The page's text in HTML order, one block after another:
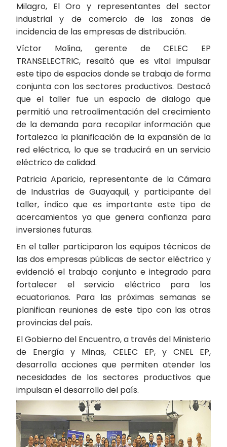
Milagro, El Oro y representantes del sector
industrial y de comercio de las zonas de
incidencia de las empresas de distribución.
Víctor Molina, gerente de CELEC EP
TRANSELECTRIC, resaltó que es vital impulsar
este tipo de espacios donde se trabaja de forma
conjunta con los sectores productivos. Destacó
que el taller fue un espacio de dialogo que
permitió una retroalimentación del crecimiento
de la demanda para recopilar información que
fortalezca la planificación de la expansión de la
red eléctrica, lo que se traducirá en un servicio
eléctrico de calidad.
Patricia Aparicio, representante de la Cámara
de Industrias de Guayaquil, y participante del
taller, índico que es importante este tipo de
acercamientos ya que genera confianza para
inversiones futuras.
En el taller participaron los equipos técnicos de
las dos empresas públicas de sector eléctrico y
evidenció el trabajo conjunto e integrado para
fortalecer el servicio eléctrico para los
ecuatorianos. Para las próximas semanas se
planifican reuniones de este tipo con las otras
provincias del país.
El Gobierno del Encuentro, a través del Ministerio
de Energía y Minas, CELEC EP, y CNEL EP,
desarrolla acciones que permiten atender las
necesidades de los sectores productivos que
impulsan el desarrollo del país.